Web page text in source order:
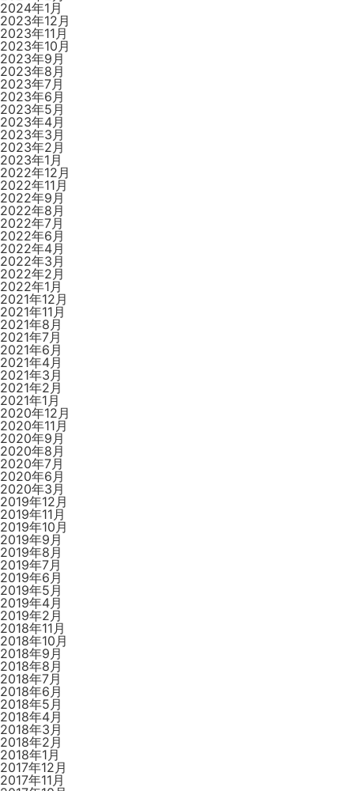
2024年1月
2023年12月
2023年11月
2023年10月
2023年9月
2023年8月
2023年7月
2023年6月
2023年5月
2023年4月
2023年3月
2023年2月
2023年1月
2022年12月
2022年11月
2022年9月
2022年8月
2022年7月
2022年6月
2022年4月
2022年3月
2022年2月
2022年1月
2021年12月
2021年11月
2021年8月
2021年7月
2021年6月
2021年4月
2021年3月
2021年2月
2021年1月
2020年12月
2020年11月
2020年9月
2020年8月
2020年7月
2020年6月
2020年3月
2019年12月
2019年11月
2019年10月
2019年9月
2019年8月
2019年7月
2019年6月
2019年5月
2019年4月
2019年2月
2018年11月
2018年10月
2018年9月
2018年8月
2018年7月
2018年6月
2018年5月
2018年4月
2018年3月
2018年2月
2018年1月
2017年12月
2017年11月